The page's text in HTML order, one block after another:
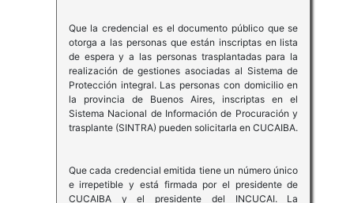
Que la credencial es el documento público que se
otorga a las personas que están inscriptas en lista
de espera y a las personas trasplantadas para la
realización de gestiones asociadas al Sistema de
Protección integral. Las personas con domicilio en
la provincia de Buenos Aires, inscriptas en el
Sistema Nacional de Información de Procuración y
trasplante (SINTRA) pueden solicitarla en CUCAIBA.
Que cada credencial emitida tiene un número único
e irrepetible y está firmada por el presidente de
CUCAIBA y el presidente del INCUCAI. La